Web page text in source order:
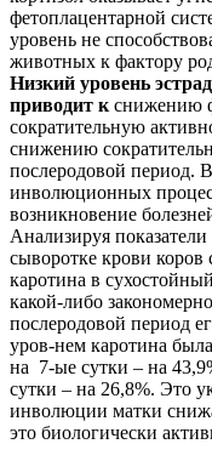
фетоплацентарной
уровень не
животных к фактору
Низкий уровень
приводит к снижению
сократительную
снижению
послеродовой период.
инволюционных
возникновение
Анализируя
сыворотке крови
каротина в
какой-либо
послеродовой период
уров-нем каротина
на 7-ые сутки – на
сутки – на 26,8%. Это
инволюции матки
это биологически